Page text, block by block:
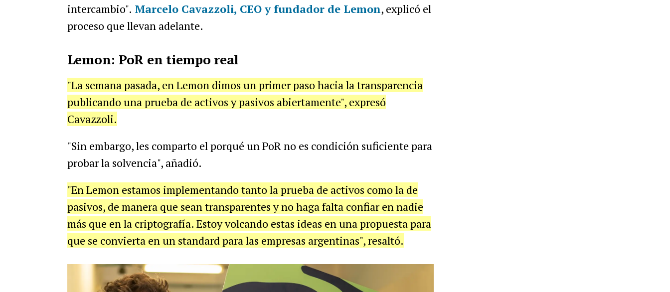
intercambio". Marcelo Cavazzoli, CEO y fundador de Lemon, explicó el
proceso que llevan adelante.
Lemon: PoR en tiempo real
"La semana pasada, en Lemon dimos un primer paso hacia la transparencia
publicando una prueba de activos y pasivos abiertamente", expresó
Cavazzoli.
"Sin embargo, les comparto el porqué un PoR no es condición suficiente para
probar la solvencia", añadió.
"En Lemon estamos implementando tanto la prueba de activos como la de
pasivos, de manera que sean transparentes y no haga falta confiar en nadie
más que en la criptografía. Estoy volcando estas ideas en una propuesta para
que se convierta en un standard para las empresas argentinas", resaltó.